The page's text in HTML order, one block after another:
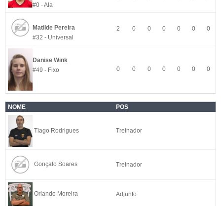
#0 - Ala
Matilde Pereira
#32 - Universal
2 0 0 0 0 0 0
Danise Wink
#49 - Fixo
0 0 0 0 0 0 0
NOME POS
Tiago Rodrigues Treinador
Gonçalo Soares Treinador
Orlando Moreira Adjunto